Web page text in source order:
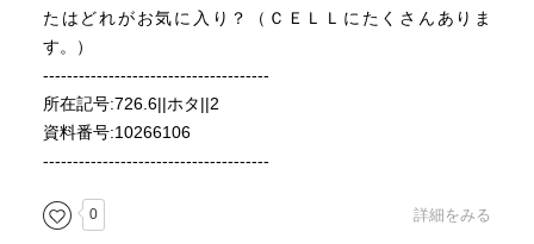
たはどれがお気に入り？（ＣＥＬＬにたくさんありま
す。）
--------------------------------------
所在記号:726.6||ホタ||2
資料番号:10266106
--------------------------------------
0 詳細をみる